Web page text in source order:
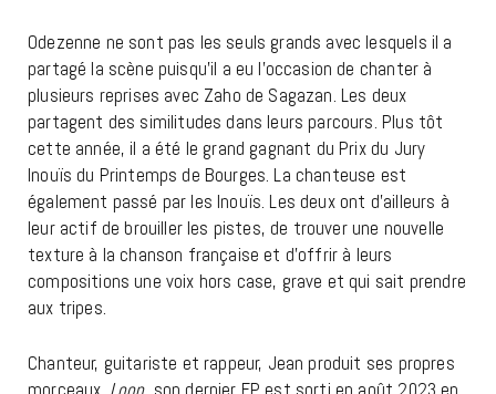
Odezenne ne sont pas les seuls grands avec lesquels il a
partagé la scène puisqu’il a eu l’occasion de chanter à
plusieurs reprises avec Zaho de Sagazan. Les deux
partagent des similitudes dans leurs parcours. Plus tôt
cette année, il a été le grand gagnant du Prix du Jury
Inouïs du Printemps de Bourges. La chanteuse est
également passé par les Inouïs. Les deux ont d’ailleurs à
leur actif de brouiller les pistes, de trouver une nouvelle
texture à la chanson française et d’offrir à leurs
compositions une voix hors case, grave et qui sait prendre
aux tripes.
Chanteur, guitariste et rappeur, Jean produit ses propres